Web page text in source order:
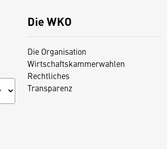
Die WKO
Die Organisation
Wirtschaftskammerwahlen
Rechtliches
Transparenz